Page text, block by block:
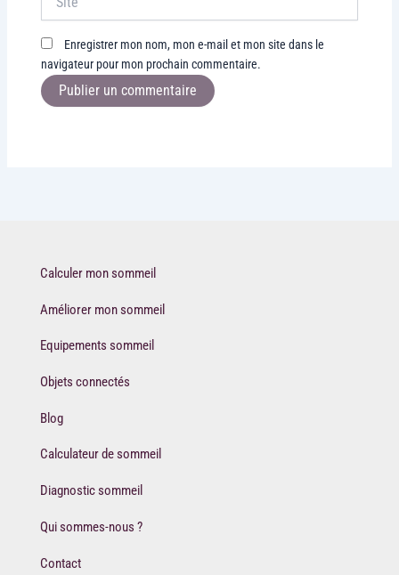
Enregistrer mon nom, mon e-mail et mon site dans le
navigateur pour mon prochain commentaire.
Calculer mon sommeil
Améliorer mon sommeil
Equipements sommeil
Objets connectés
Blog
Calculateur de sommeil
Diagnostic sommeil
Qui sommes-nous ?
Contact